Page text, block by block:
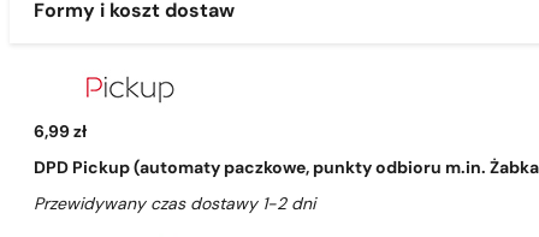
Formy i koszt dostaw
6,99 zł
DPD Pickup (automaty paczkowe, punkty odbioru m.in.
Przewidywany czas dostawy 1-2 dni